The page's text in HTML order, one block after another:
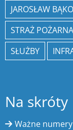
JAROSŁAW
STRAŻ POŻARNA
SŁUŻBY
Na skróty
Ważne numery